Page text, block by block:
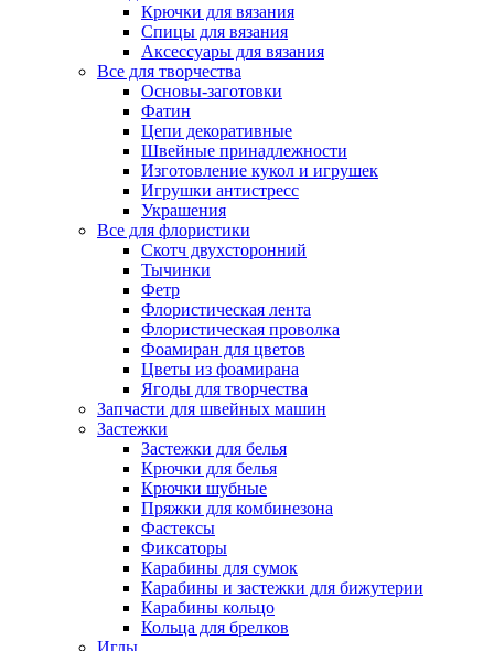
Крючки для вязания
Спицы для вязания
Аксессуары для вязания
Все для творчества
Основы-заготовки
Фатин
Цепи декоративные
Швейные принадлежности
Изготовление кукол и игрушек
Игрушки антистресс
Украшения
Все для флористики
Скотч двухсторонний
Тычинки
Фетр
Флористическая лента
Флористическая проволка
Фоамиран для цветов
Цветы из фоамирана
Ягоды для творчества
Запчасти для швейных машин
Застежки
Застежки для белья
Крючки для белья
Крючки шубные
Пряжки для комбинезона
Фастексы
Фиксаторы
Карабины для сумок
Карабины и застежки для бижутерии
Карабины кольцо
Кольца для брелков
Иглы